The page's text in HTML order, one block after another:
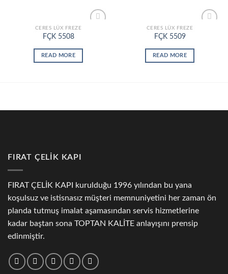
CERES LÜX FREZE
FÇK 5508
READ MORE
CERES LÜX FREZE
FÇK 5509
READ MORE
FIRAT ÇELİK KAPI
FIRAT ÇELİK KAPI kurulduğu 1996 yılından bu yana
koşulsuz ve istisnasız müşteri memnuniyetini her zaman ön
planda tutmuş imalat aşamasından servis hizmetlerine
kadar baştan sona TOPTAN KALİTE anlayışını prensip
edinmiştir.